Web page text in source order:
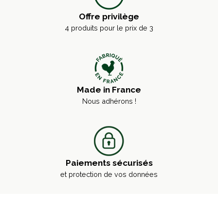
Offre privilège
4 produits pour le prix de 3
Made in France
Nous adhérons !
Paiements sécurisés
et protection de vos données